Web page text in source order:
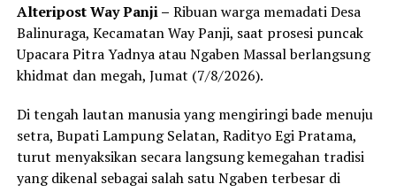
kebutuhan kamar isolasi, perlengkapan kesehatan bagi
pasien, dan saniter,” tutur Nanang.
Oleh karena itu, Nanang berharap kepada seluruh
Selatan dapat berkontribusi membantu penanganan
Covid-19.
“Peran serta bapak ibu sangat diharapkan bisa
Alteripost Way Panji – Ribuan warga memadati Desa
Balinuraga, Kecamatan Way Panji, saat prosesi puncak
Upacara Pitra Yadnya atau Ngaben Massal berlangsung
khidmat dan megah, Jumat (7/8/2026).
Di tengah lautan manusia yang mengiringi bade menuju
setra, Bupati Lampung Selatan, Radityo Egi Pratama,
turut menyaksikan secara langsung kemegahan tradisi
yang dikenal sebagai salah satu Ngaben terbesar di